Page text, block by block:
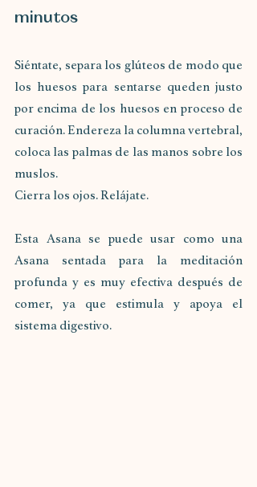
minutos
Siéntate, separa los glúteos de modo que
los huesos para sentarse queden justo
por encima de los huesos en proceso de
curación. Endereza la columna vertebral,
coloca las palmas de las manos sobre los
muslos.
Cierra los ojos. Relájate.
Esta Asana se puede usar como una
Asana sentada para la meditación
profunda y es muy efectiva después de
comer, ya que estimula y apoya el
sistema digestivo.